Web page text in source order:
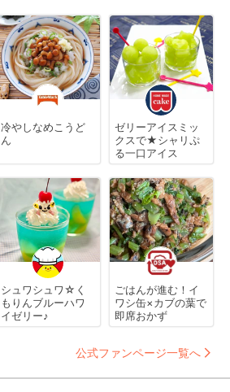
冷やしなめこうど
ん
ゼリーアイスミッ
クスで★シャリぷ
る一口アイス
シュワシュワ☆く
もりんブルーハワ
イゼリー♪
ごはんが進む！イ
ワシ缶×カブの葉で
即席おかず
公式ファンページ一覧へ